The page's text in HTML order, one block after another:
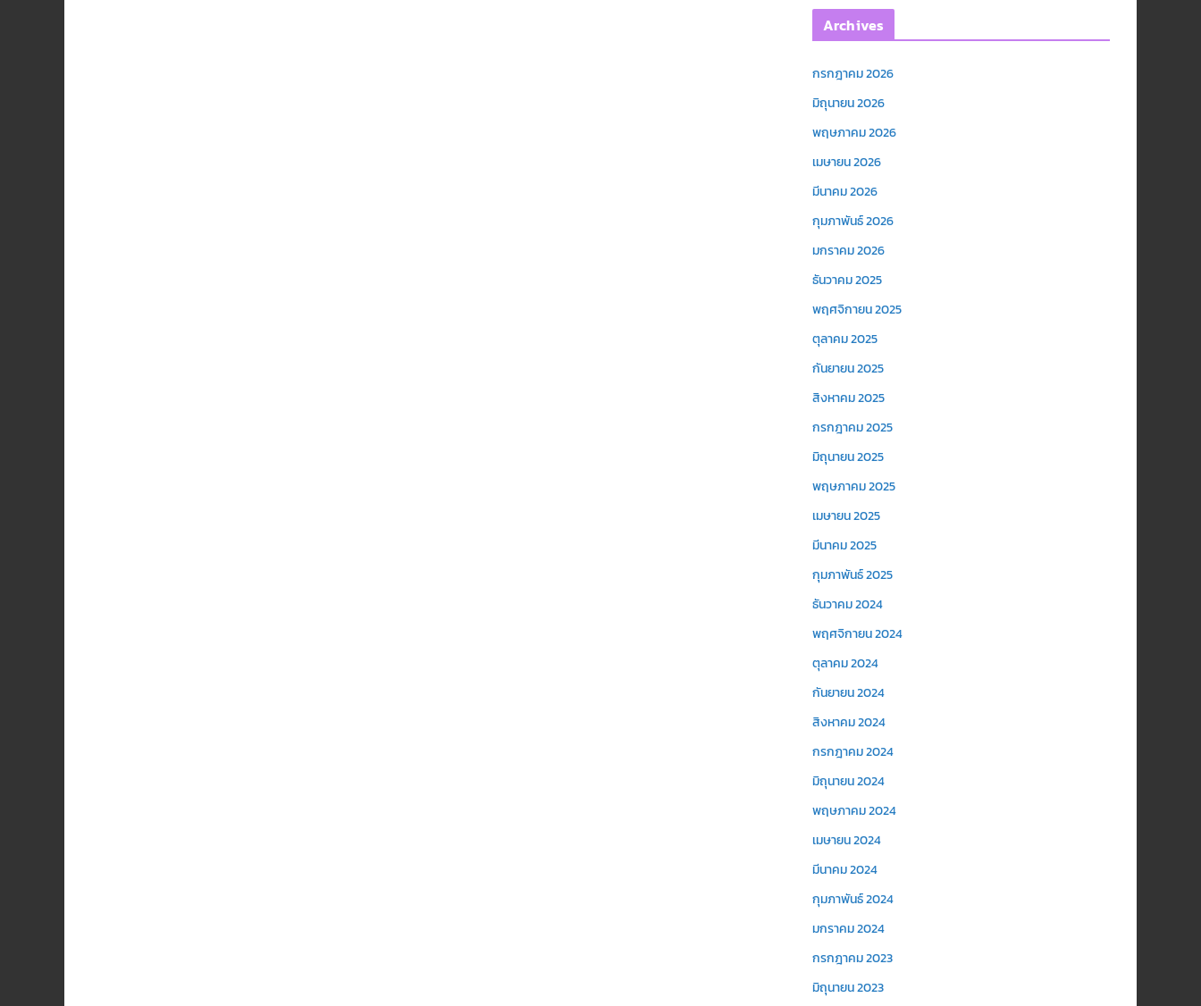
Archives
กรกฎาคม 2026
มิถุนายน 2026
พฤษภาคม 2026
เมษายน 2026
มีนาคม 2026
กุมภาพันธ์ 2026
มกราคม 2026
ธันวาคม 2025
พฤศจิกายน 2025
ตุลาคม 2025
กันยายน 2025
สิงหาคม 2025
กรกฎาคม 2025
มิถุนายน 2025
พฤษภาคม 2025
เมษายน 2025
มีนาคม 2025
กุมภาพันธ์ 2025
ธันวาคม 2024
พฤศจิกายน 2024
ตุลาคม 2024
กันยายน 2024
สิงหาคม 2024
กรกฎาคม 2024
มิถุนายน 2024
พฤษภาคม 2024
เมษายน 2024
มีนาคม 2024
กุมภาพันธ์ 2024
มกราคม 2024
กรกฎาคม 2023
มิถุนายน 2023